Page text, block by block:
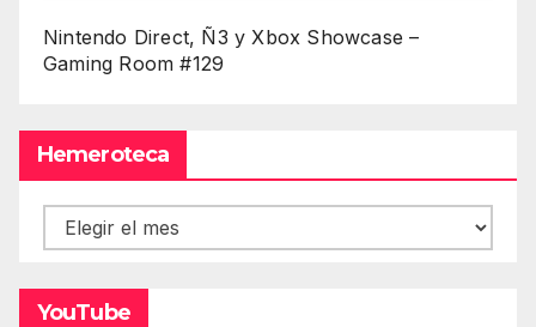
Nintendo Direct, Ñ3 y Xbox Showcase –
Gaming Room #129
Hemeroteca
Hemeroteca
YouTube